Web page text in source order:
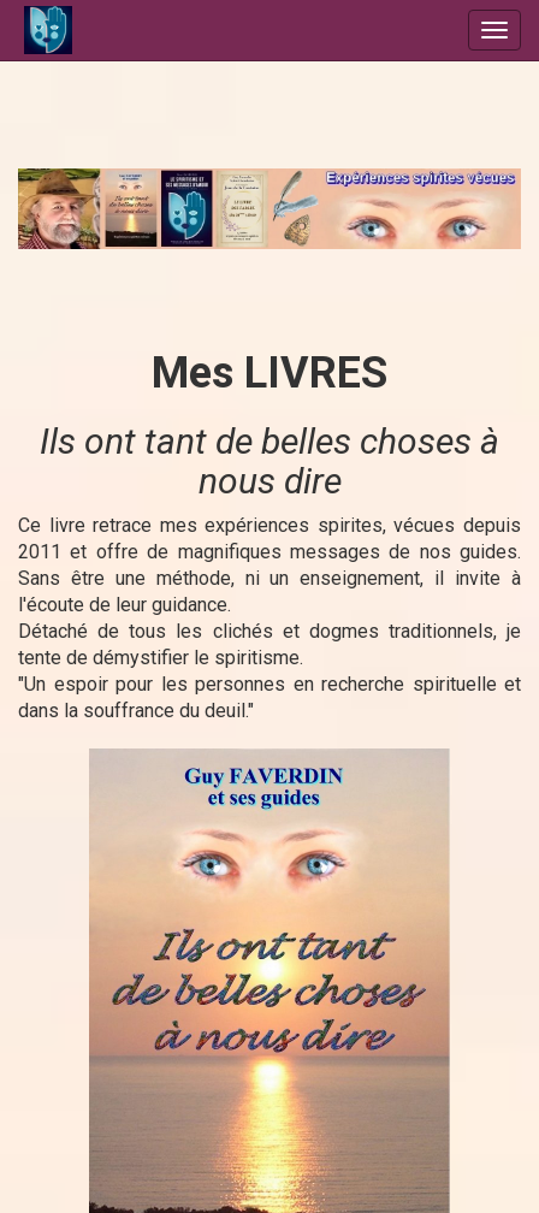
Mes LIVRES
Ils ont tant de belles choses à
nous dire
Ce livre retrace mes expériences spirites, vécues depuis
2011 et offre de magnifiques messages de nos guides.
Sans être une méthode, ni un enseignement, il invite à
l'écoute de leur guidance.
Détaché de tous les clichés et dogmes traditionnels, je
tente de démystifier le spiritisme.
"Un espoir pour les personnes en recherche spirituelle et
dans la souffrance du deuil."